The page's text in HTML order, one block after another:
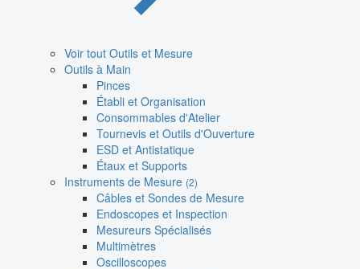
Voir tout Outils et Mesure
Outils à Main
Pinces
Établi et Organisation
Consommables d'Atelier
Tournevis et Outils d'Ouverture
ESD et Antistatique
Étaux et Supports
Instruments de Mesure (2)
Câbles et Sondes de Mesure
Endoscopes et Inspection
Mesureurs Spécialisés
Multimètres
Oscilloscopes